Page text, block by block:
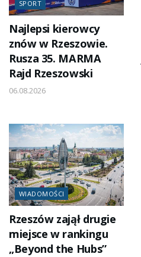
SPORT
Najlepsi kierowcy
znów w Rzeszowie.
Rusza 35. MARMA
Rajd Rzeszowski
06.08.2026
WIADOMOŚCI
Rzeszów zajął drugie
miejsce w rankingu
„Beyond the Hubs”